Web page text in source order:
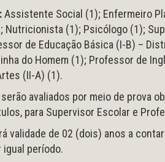
Assistente Social (1); Enfermeiro
Nutricionista (1); Psicólogo (1);
de Educação Básica (I-B) –
do Homem (1); Professor de
(II-A) (1).
avaliados por meio de prova
para Supervisor Escolar e
validade de 02 (dois) anos a
igual período.